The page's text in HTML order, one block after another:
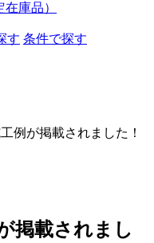
庫品）
す 条件で探す
例が掲載されました！
掲載されまし